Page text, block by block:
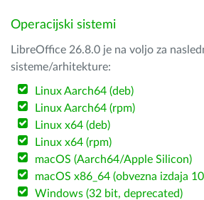
Operacijski sistemi
LibreOffice 26.8.0 je na voljo za
sisteme/arhitekture:
Linux Aarch64 (deb)
Linux Aarch64 (rpm)
Linux x64 (deb)
Linux x64 (rpm)
macOS (Aarch64/Apple Silicon)
macOS x86_64 (obvezna izdaja
Windows (32 bit, deprecated)